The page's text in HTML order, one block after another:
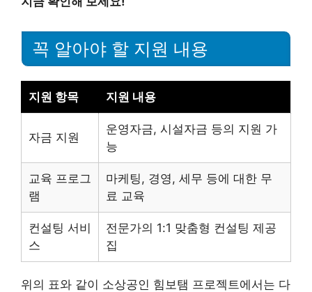
꼭 알아야 할 지원 내용
지원 항목 지원 내용
자금 지원
운영자금, 시설자금 등의 지원 가
능
교육 프로그
램
마케팅, 경영, 세무 등에 대한 무
료 교육
컨설팅 서비
스
전문가의 1:1 맞춤형 컨설팅 제공
집
위의 표와 같이 소상공인 힘보탬 프로젝트에서는 다